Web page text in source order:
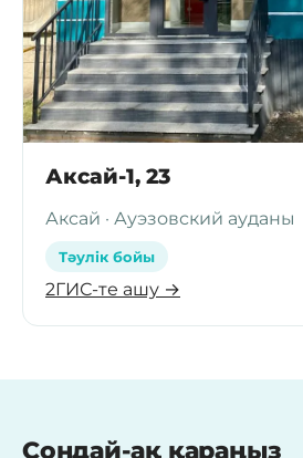
Аксай-1, 23
Аксай · Ауэзовский ауданы
Тәулік бойы
2ГИС-те ашу →
Сондай-ақ қараңыз